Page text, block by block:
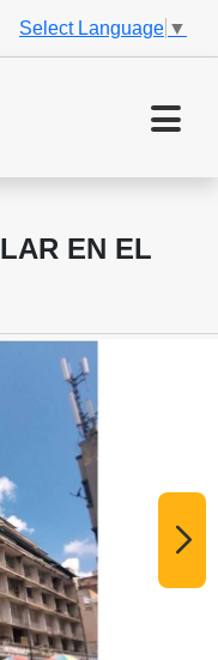
Select Language ▼
EN EL